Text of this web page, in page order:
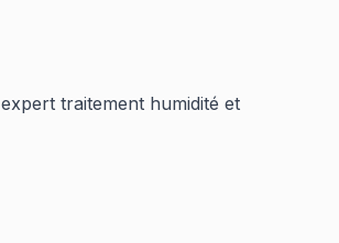
expert traitement humidité et